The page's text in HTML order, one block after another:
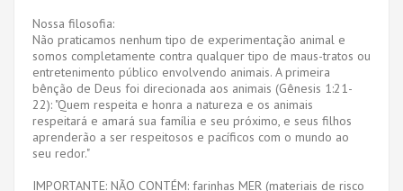
Nossa filosofia:
Não praticamos nenhum tipo de experimentação animal e
somos completamente contra qualquer tipo de maus-tratos ou
entretenimento público envolvendo animais. A primeira
bênção de Deus foi direcionada aos animais (Gênesis 1:21-
22): "Quem respeita e honra a natureza e os animais
respeitará e amará sua família e seu próximo, e seus filhos
aprenderão a ser respeitosos e pacíficos com o mundo ao
seu redor."
IMPORTANTE: NÃO CONTÉM: farinhas MER (materiais de risco